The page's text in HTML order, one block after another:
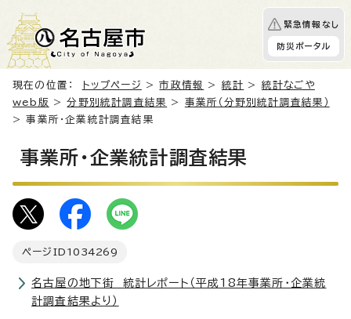
緊急情報なし
防災ポータル
現在の位置： トップページ >市政情報 > 統計 > 統計なごや
web版 >分野別統計調査結果 > 事業所（分野別統計調査結果）
> 事業所・企業統計調査結果
事業所・企業統計調査結果
ページID 1034269
名古屋の地下街 統計レポート（平成18年事業所・企業統
計調査結果より）